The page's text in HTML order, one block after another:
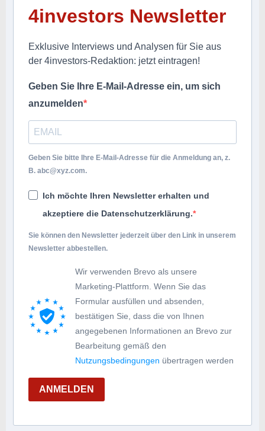
4investors Newsletter
Exklusive Interviews und Analysen für Sie aus
der 4investors-Redaktion: jetzt eintragen!
Geben Sie Ihre E-Mail-Adresse ein, um sich
anzumelden
Geben Sie bitte Ihre E-Mail-Adresse für die Anmeldung an, z.
B. abc@xyz.com.
Ich möchte Ihren Newsletter erhalten und
akzeptiere die Datenschutzerklärung.
Sie können den Newsletter jederzeit über den Link in unserem
Newsletter abbestellen.
Wir verwenden Brevo als unsere
Marketing-Plattform. Wenn Sie das
Formular ausfüllen und absenden,
bestätigen Sie, dass die von Ihnen
angegebenen Informationen an Brevo zur
Bearbeitung gemäß den
Nutzungsbedingungen übertragen werden
ANMELDEN